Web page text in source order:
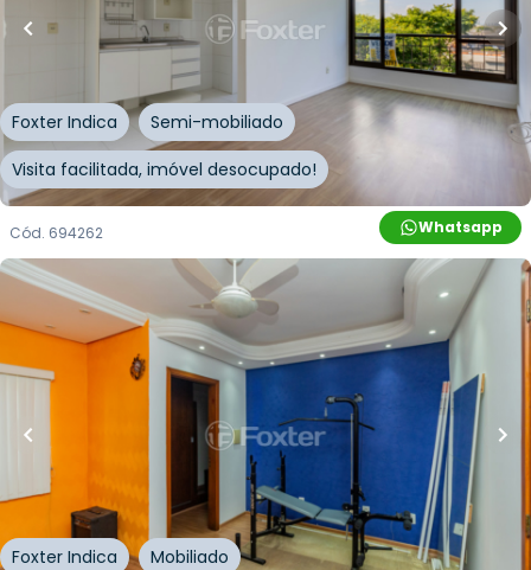
Apartamento • Edifício Pateo Lisboa
Avenida Polônia
,São Geraldo Porto Alegre
Foxter Indica
Semi-mobiliado
Visita facilitada, imóvel desocupado!
Whatsapp
Cód. 694262
330.000,00
R$297.000,00
m² quarto • banheiro
vaga
Apartamento • Engenho
Avenida Coronel Lucas de Oliveira
Petrópolis,Porto
Alegre
Foxter Indica
Mobiliado